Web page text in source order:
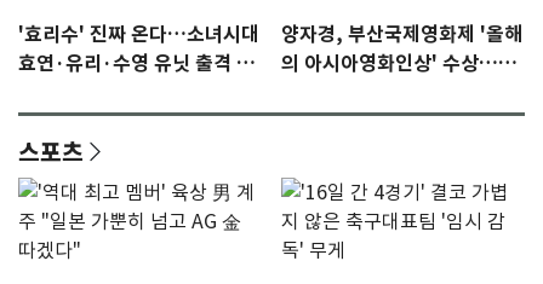
'효리수' 진짜 온다…소녀시대
효연·유리·수영 유닛 출격 [N
양자경, 부산국제영화제 '올해
의 아시아영화인상' 수상…15
스포츠